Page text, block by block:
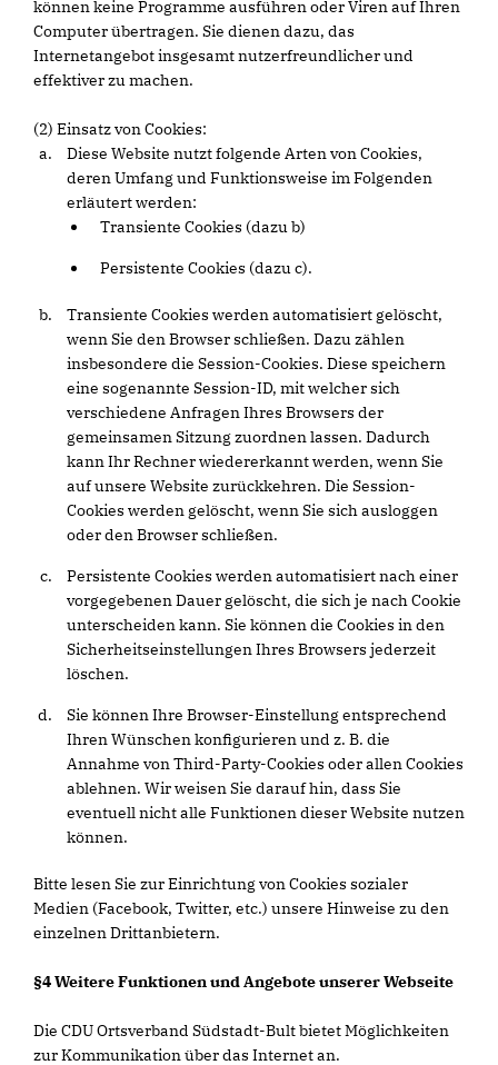
können keine Programme ausführen oder Viren auf Ihren
Computer übertragen. Sie dienen dazu, das
Internetangebot insgesamt nutzerfreundlicher und
effektiver zu machen.
(2) Einsatz von Cookies:
Diese Website nutzt folgende Arten von Cookies,
deren Umfang und Funktionsweise im Folgenden
erläutert werden:
Transiente Cookies (dazu b)
Persistente Cookies (dazu c).
Transiente Cookies werden automatisiert gelöscht,
wenn Sie den Browser schließen. Dazu zählen
insbesondere die Session-Cookies. Diese speichern
eine sogenannte Session-ID, mit welcher sich
verschiedene Anfragen Ihres Browsers der
gemeinsamen Sitzung zuordnen lassen. Dadurch
kann Ihr Rechner wiedererkannt werden, wenn Sie
auf unsere Website zurückkehren. Die Session-
Cookies werden gelöscht, wenn Sie sich ausloggen
oder den Browser schließen.
Persistente Cookies werden automatisiert nach einer
vorgegebenen Dauer gelöscht, die sich je nach Cookie
unterscheiden kann. Sie können die Cookies in den
Sicherheitseinstellungen Ihres Browsers jederzeit
löschen.
Sie können Ihre Browser-Einstellung entsprechend
Ihren Wünschen konfigurieren und z. B. die
Annahme von Third-Party-Cookies oder allen Cookies
ablehnen. Wir weisen Sie darauf hin, dass Sie
eventuell nicht alle Funktionen dieser Website nutzen
können.
Bitte lesen Sie zur Einrichtung von Cookies sozialer
Medien (Facebook, Twitter, etc.) unsere Hinweise zu den
einzelnen Drittanbietern.
§4 Weitere Funktionen und Angebote unserer Webseite
Die CDU Ortsverband Südstadt-Bult bietet Möglichkeiten
zur Kommunikation über das Internet an.